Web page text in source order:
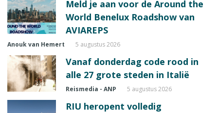
Meld je aan voor de Around the
World Benelux Roadshow van
AVIAREPS
Anouk van Hemert 5 augustus 2026
Vanaf donderdag code rood in
alle 27 grote steden in Italië
Reismedia - ANP 5 augustus 2026
RIU heropent volledig